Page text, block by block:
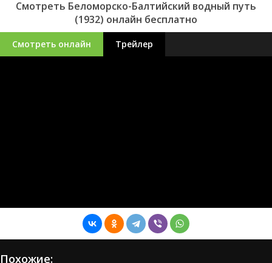
Смотреть Беломорско-Балтийский водный путь
(1932) онлайн бесплатно
Смотреть онлайн Трейлер
Похожие: